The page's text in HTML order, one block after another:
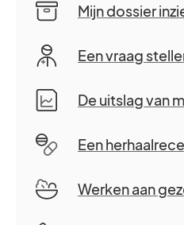
Mijn dossier
Een vraag
De uitslag van
Een
Werken aan